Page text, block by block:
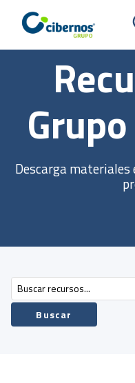
Descarga
Buscar